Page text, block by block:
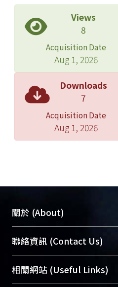
Views
8
Acquisition Date
Aug 1, 2026
Downloads
7
Acquisition Date
Aug 1, 2026
關於 (About)
臺大位居世界頂尖大學之
展現本校豐碩的研究成果
機構典藏（NTUR）與學術
台，成為臺大學術典藏
聯絡資訊 (Contact Us)
總館學科館員(Main Library)
醫學圖書館學科館員
相關網站 (Useful Links)